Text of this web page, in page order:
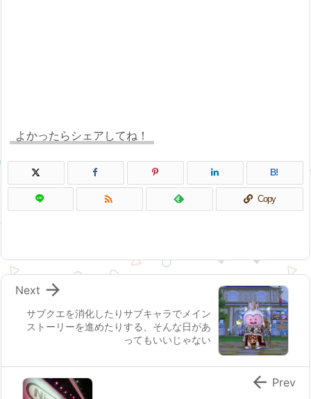
よかったらシェアしてね！
B!
 Copy
サブクエを消化したりサブキャラでメイン
ストーリーを進めたりする、そんな日があ
ってもいいじゃない

Next
 Prev